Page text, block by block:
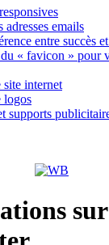
adresses emails
entre succès
« favicon » pour
site internet
logos
supports